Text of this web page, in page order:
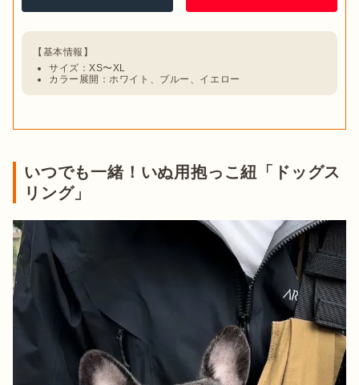
サイズ：XS〜XL
カラー展開：ホワイト、ブルー、イエロー
いつでも一緒！いぬ用抱っこ紐「ドッグス
リング」